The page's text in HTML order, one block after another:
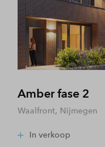
Amber fase 2
Waalfront, Nijmegen
In verkoop